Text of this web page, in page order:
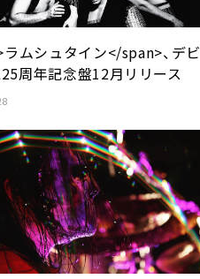
ムシュタイン</span>、デビ
周年記念盤12月リリース